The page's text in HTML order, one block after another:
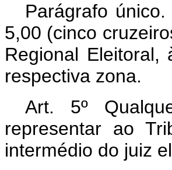
Parágrafo
5,00 (cinco
Regional
respectiva zona.
Art. 5º
representar ao
intermédio do juiz